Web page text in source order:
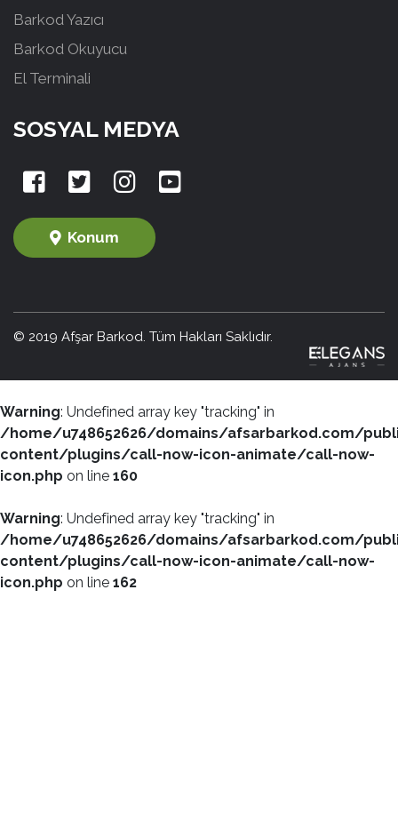
Barkod Yazıcı
Barkod Okuyucu
El Terminali
SOSYAL MEDYA
Konum
© 2019 Afşar Barkod. Tüm Hakları Saklıdır.
Warning: Undefined array key "tracking" in
/home/u748652626/domains/afsarbarkod.com/
content/plugins/call-now-icon-animate/call-now-
icon.php on line 160
Warning: Undefined array key "tracking" in
/home/u748652626/domains/afsarbarkod.com/
content/plugins/call-now-icon-animate/call-now-
icon.php on line 162